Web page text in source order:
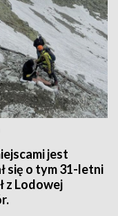
jest
się o tym 31-letni
z Lodowej